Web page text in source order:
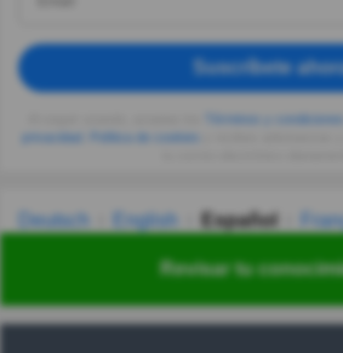
Revisar tu
Suscríbete
privacidad
Deutsch English Español
Українська हिन्दी 한국